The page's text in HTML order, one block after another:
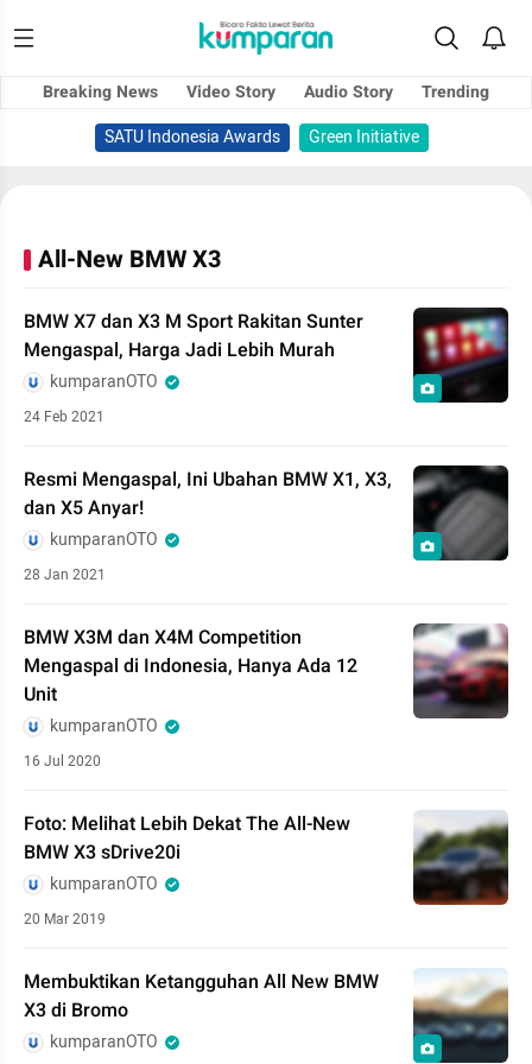
Breaking News Video Story Audio Story
Trending
SATU Indonesia Awards
Green Initiative
All-New BMW X3
BMW X7 dan X3 M Sport Rakitan Sunter
Mengaspal, Harga Jadi Lebih Murah
kumparanOTO
24 Feb 2021
Resmi Mengaspal, Ini Ubahan BMW X1, X3,
dan X5 Anyar!
kumparanOTO
28 Jan 2021
BMW X3M dan X4M Competition
Mengaspal di Indonesia, Hanya Ada 12
Unit
kumparanOTO
16 Jul 2020
Foto: Melihat Lebih Dekat The All-New
BMW X3 sDrive20i
kumparanOTO
20 Mar 2019
Membuktikan Ketangguhan All New BMW
X3 di Bromo
kumparanOTO